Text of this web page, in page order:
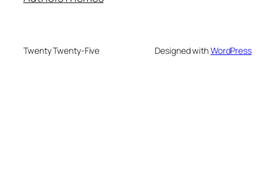
Twenty Twenty-Five Designed withWordPress